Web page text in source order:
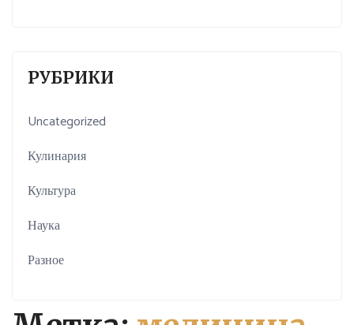
РУБРИКИ
Uncategorized
Кулинария
Культура
Наука
Разное